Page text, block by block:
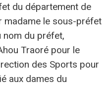
du département de
madame le sous-préfet
nom du préfet,
Traoré pour le
des Sports pour
aux dames du